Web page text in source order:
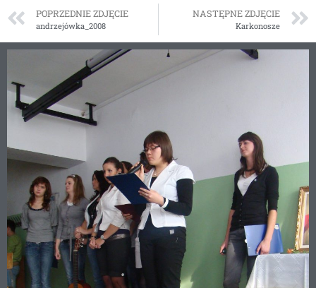
POPRZEDNIE ZDJĘCIE
andrzejówka_2008
NASTĘPNE ZDJĘCIE
Karkonosze